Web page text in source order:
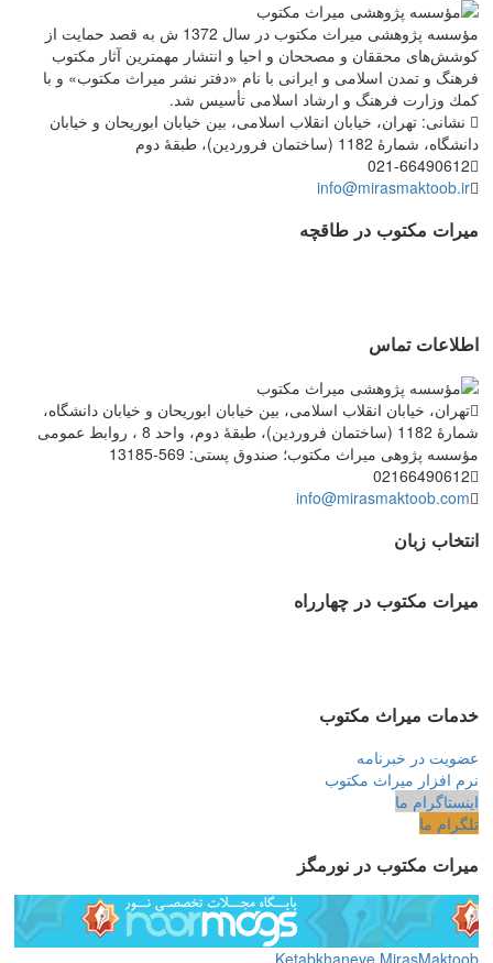
مؤسسه پژوهشی میراث مكتوب در سال 1372 ش به قصد حمایت از
كوشش‌های محققان و مصححان و احیا و انتشار مهمترین آثار مكتوب
فرهنگ و تمدن اسلامی و ایرانی با نام «دفتر نشر میراث مكتوب» و با
كمك وزارت فرهنگ و ارشاد اسلامی تأسیس شد.
نشانی: تهران، خیابان انقلاب اسلامی، بین خیابان ابوریحان و خیابان
دانشگاه، شمارۀ 1182 (ساختمان فروردین)، طبقۀ دوم
021-66490612
info@mirasmaktoob.ir
میرات مکتوب در طاقچه
اطلاعات تماس
تهران، خیابان انقلاب اسلامی، بین خیابان ابوریحان و خیابان دانشگاه،
شمارۀ 1182 (ساختمان فروردین)، طبقۀ دوم، واحد 8 ، روابط عمومی
مؤسسه پژوهی میراث مکتوب؛ صندوق پستی: 569-13185
02166490612
info@mirasmaktoob.com
انتخاب زبان
میرات مکتوب در چهارراه
خدمات میراث مکتوب
عضویت در خبرنامه
نرم افزار میراث مکتوب
اینستاگرام ما
تلگرام ما
میرات مکتوب در نورمگز